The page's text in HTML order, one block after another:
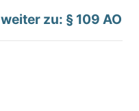
weiter zu: § 109 AO